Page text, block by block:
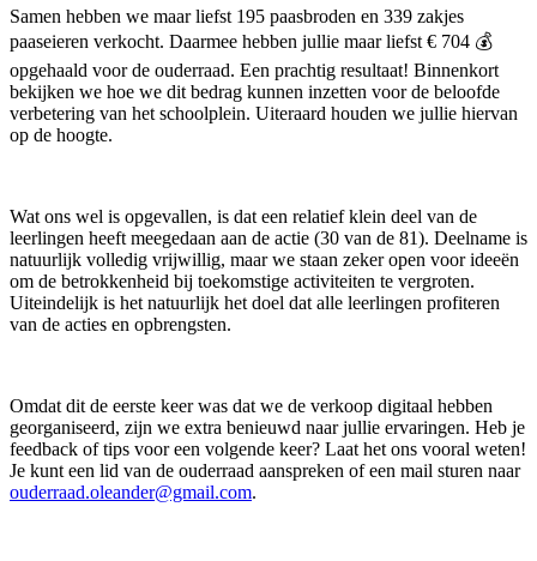
Samen hebben we maar liefst 195 paasbroden en 339 zakjes
paaseieren verkocht. Daarmee hebben jullie maar liefst € 704 💰
opgehaald voor de ouderraad. Een prachtig resultaat! Binnenkort
bekijken we hoe we dit bedrag kunnen inzetten voor de beloofde
verbetering van het schoolplein. Uiteraard houden we jullie hiervan
op de hoogte.
Wat ons wel is opgevallen, is dat een relatief klein deel van de
leerlingen heeft meegedaan aan de actie (30 van de 81). Deelname is
natuurlijk volledig vrijwillig, maar we staan zeker open voor ideeën
om de betrokkenheid bij toekomstige activiteiten te vergroten.
Uiteindelijk is het natuurlijk het doel dat alle leerlingen profiteren
van de acties en opbrengsten.
Omdat dit de eerste keer was dat we de verkoop digitaal hebben
georganiseerd, zijn we extra benieuwd naar jullie ervaringen. Heb je
feedback of tips voor een volgende keer? Laat het ons vooral weten!
Je kunt een lid van de ouderraad aanspreken of een mail sturen naar
ouderraad.oleander@gmail.com.